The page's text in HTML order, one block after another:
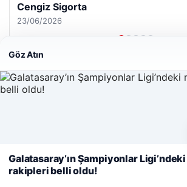
Cengiz Sigorta
23/06/2026
Web sitemizi nasıl kullandığınızı daha iyi
kullanıyoruz.
Çerez Politikamız
Reddet Kabul Et
Göz Atın
Galatasaray’ın Şampiyonlar
rakipleri belli oldu!